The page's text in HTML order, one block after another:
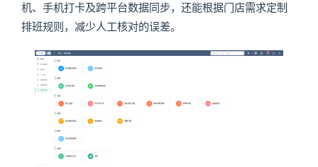
机、手机打卡及跨平台数据同步，还能根据门店需求定制
排班规则，减少人工核对的误差。